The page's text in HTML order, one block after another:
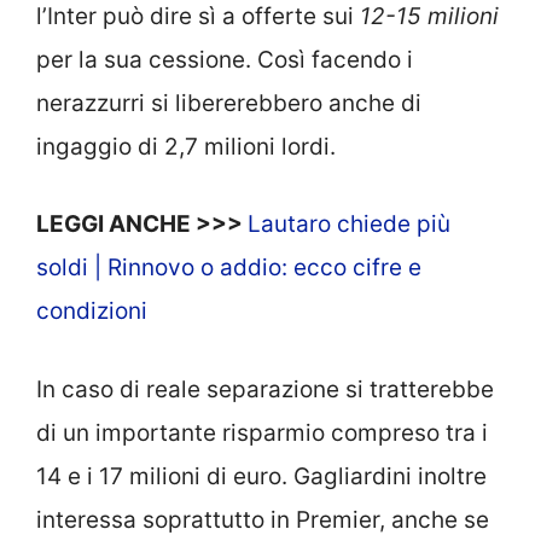
l’Inter può dire sì a offerte sui 12-15 milioni
per la sua cessione. Così facendo i
nerazzurri si libererebbero anche di
ingaggio di 2,7 milioni lordi.
LEGGI ANCHE >>> Lautaro chiede più
soldi | Rinnovo o addio: ecco cifre e
condizioni
In caso di reale separazione si tratterebbe
di un importante risparmio compreso tra i
14 e i 17 milioni di euro. Gagliardini inoltre
interessa soprattutto in Premier, anche se